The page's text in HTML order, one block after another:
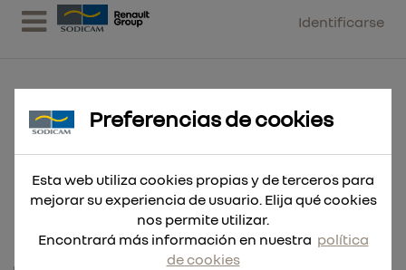
Identificarse
CONTADOR DIGITAL
LUBRICANTE/CARBURANTE 5-110l
Preferencias de cookies
Esta web utiliza cookies propias y de terceros para
mejorar su experiencia de usuario. Elija qué cookies
nos permite utilizar.
Encontrará más información en nuestra política
de cookies